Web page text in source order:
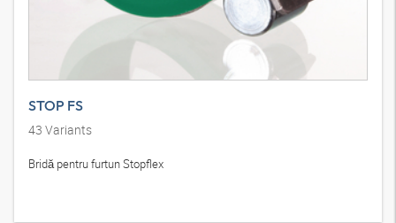
STOP FS
43 Variants
Bridă pentru furtun Stopflex